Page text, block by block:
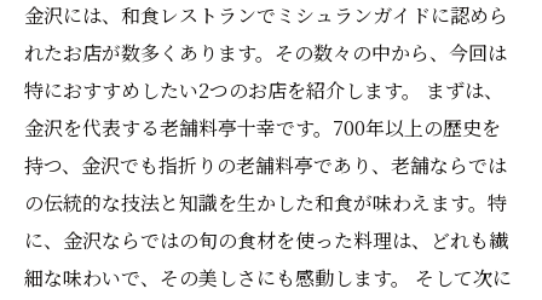
金沢には、和食レストランでミシュランガイドに認めら
れたお店が数多くあります。その数々の中から、今回は
特におすすめしたい2つのお店を紹介します。 まずは、
金沢を代表する老舗料亭十幸です。700年以上の歴史を
持つ、金沢でも指折りの老舗料亭であり、老舗ならでは
の伝統的な技法と知識を生かした和食が味わえます。特
に、金沢ならではの旬の食材を使った料理は、どれも繊
細な味わいで、その美しさにも感動します。 そして次に